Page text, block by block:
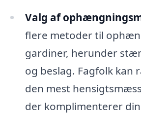
Valg af
flere metoder til
gardiner, herunder
og beslag. Fagfolk kan
den mest
der komplimenterer